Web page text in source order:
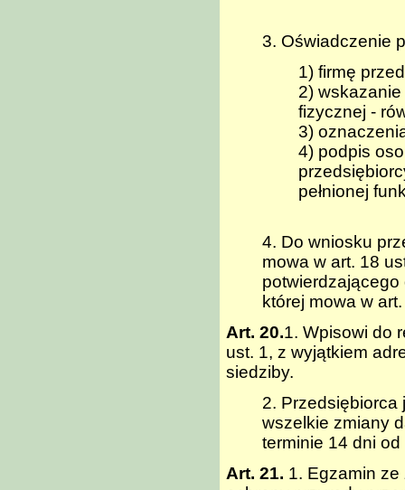
3. Oświadczenie
1) firmę
2)
fizycznej -
3)
4) podpis
pełnionej
4. Do wniosku
mowa w art. 18
której mowa w
Art. 20.1. Wpisowi do
ust. 1, z wyjątkiem
siedziby.
2. Przedsiębiorca
wszelkie zmiany
terminie 14 dni
Art. 21. 1. Egzamin